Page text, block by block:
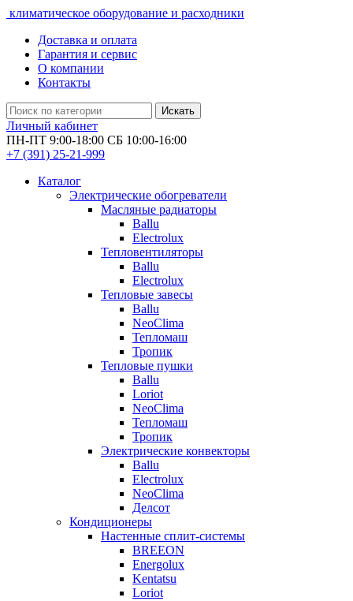
климатическое оборудование и расходники
Доставка и оплата
Гарантия и сервис
О компании
Контакты
Искать
Личный кабинет
ПН-ПТ 9:00-18:00 СБ 10:00-16:00
+7 (391) 25-21-999
Каталог
Электрические обогреватели
Масляные радиаторы
Ballu
Electrolux
Тепловентиляторы
Ballu
Electrolux
Тепловые завесы
Ballu
NeoClima
Тепломаш
Тропик
Тепловые пушки
Ballu
Loriot
NeoClima
Тепломаш
Тропик
Электрические конвекторы
Ballu
Electrolux
NeoClima
Делсот
Кондиционеры
Настенные сплит-системы
BREEON
Energolux
Kentatsu
Loriot